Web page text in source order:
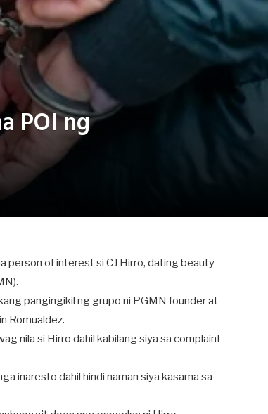
POI ng
person of interest si CJ Hirro, dating beauty
pangingikil ng grupo ni PGMN founder at
Romualdez.
nila si Hirro dahil kabilang siya sa complaint
inaresto dahil hindi naman siya kasama sa